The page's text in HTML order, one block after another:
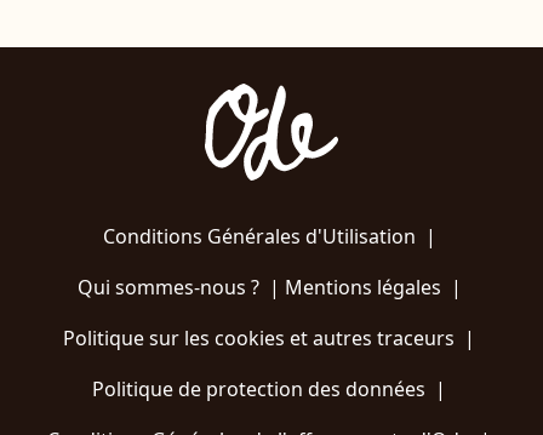
Conditions Générales d'Utilisation |
Qui sommes-nous ?| Mentions légales |
Politique sur les cookies et autres traceurs |
Politique de protection des données |